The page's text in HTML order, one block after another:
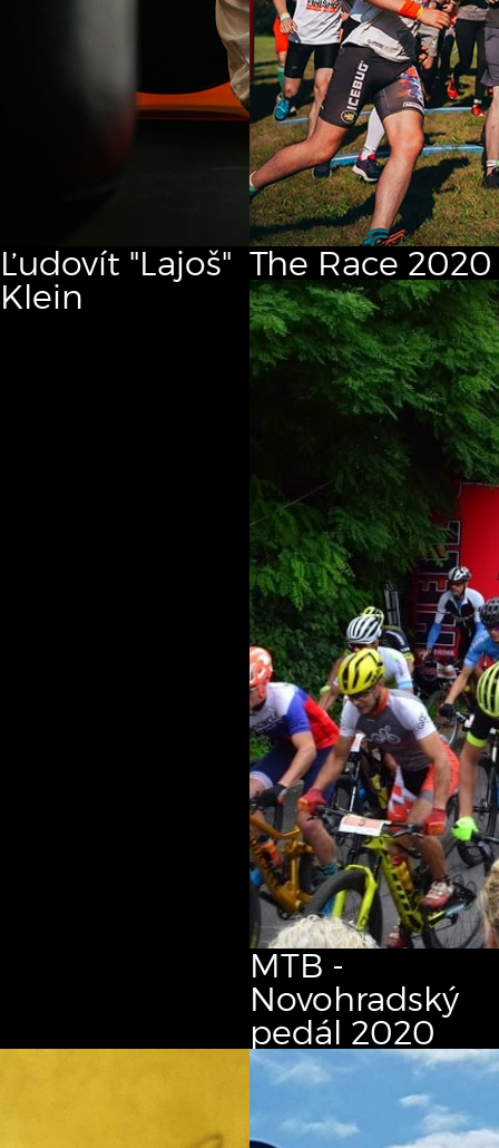
Ľudovít "Lajoš"
Klein
The Race 2020
MTB -
Novohradský
pedál 2020